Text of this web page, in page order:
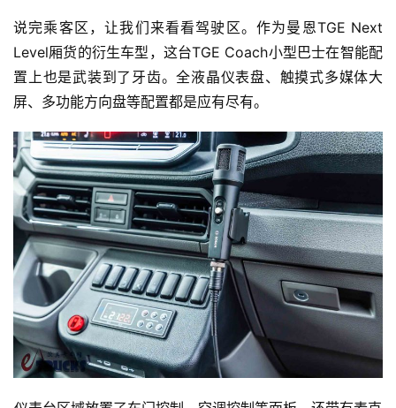
说完乘客区，让我们来看看驾驶区。作为曼恩TGE Next
Level厢货的衍生车型，这台TGE Coach小型巴士在智能配
置上也是武装到了牙齿。全液晶仪表盘、触摸式多媒体大
屏、多功能方向盘等配置都是应有尽有。